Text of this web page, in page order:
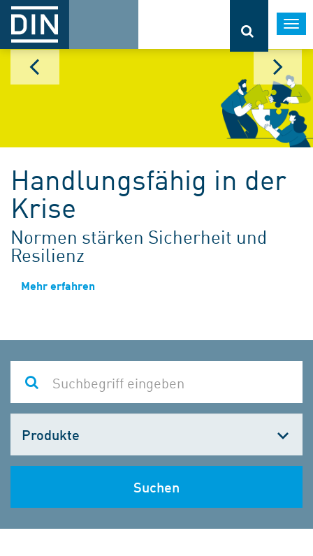
Handlungsfähig in der
Krise
Normen stärken Sicherheit und
Resilienz
Mehr erfahren
wählen
Suchen